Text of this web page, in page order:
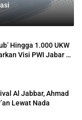
Hingga 1.000 UKW
Visi PWI Jabar di
Al Jabbar, Ahmad
Lewat Nada